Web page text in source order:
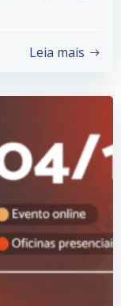
Leia mais